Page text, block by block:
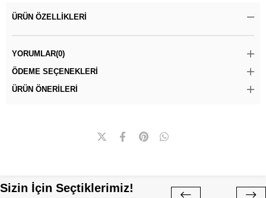
ÜRÜN ÖZELLIKLERI
YORUMLAR(0)
ÖDEME SEÇENEKLERI
ÜRÜN ÖNERILERI
Sizin İçin Seçtiklerimiz!